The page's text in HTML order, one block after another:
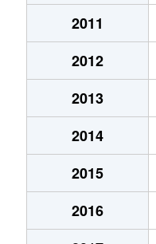
2011
2012
2013
2014
2015
2016